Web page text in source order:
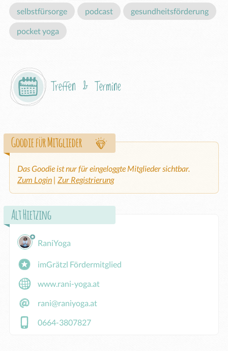
selbstfürsorge podcast gesundheitsförderung
pocket yoga
Treffen & Termine
Goodie für Mitglieder
Das Goodie ist nur für eingeloggte Mitglieder sichtbar.
Zum Login | Zur Registrierung
Alt Hietzing
RaniYoga
imGrätzl Fördermitglied
www.rani-yoga.at
rani@raniyoga.at
0664-3807827